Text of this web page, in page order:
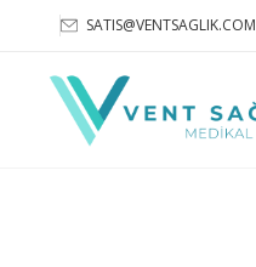
SATIS@VENTSAGLIK.COM